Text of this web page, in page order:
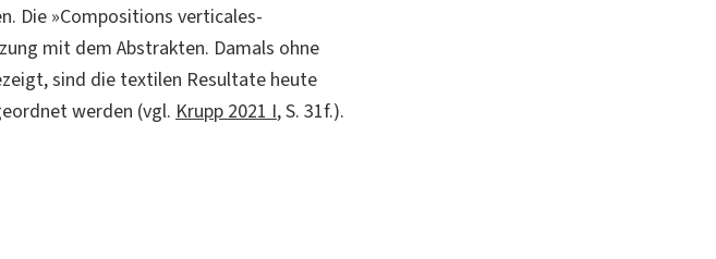
Die »Compositions verticales-
mit dem Abstrakten. Damals ohne
sind die textilen Resultate heute
werden (vgl.Krupp 2021 I, S. 31f.).